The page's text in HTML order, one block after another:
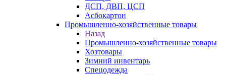
ДСП, ДВП, ЦСП
Асбокартон
Промышленно-хозяйственные товары
Назад
Промышленно-хозяйственные товары
Хозтовары
Зимний инвентарь
Спецодежда